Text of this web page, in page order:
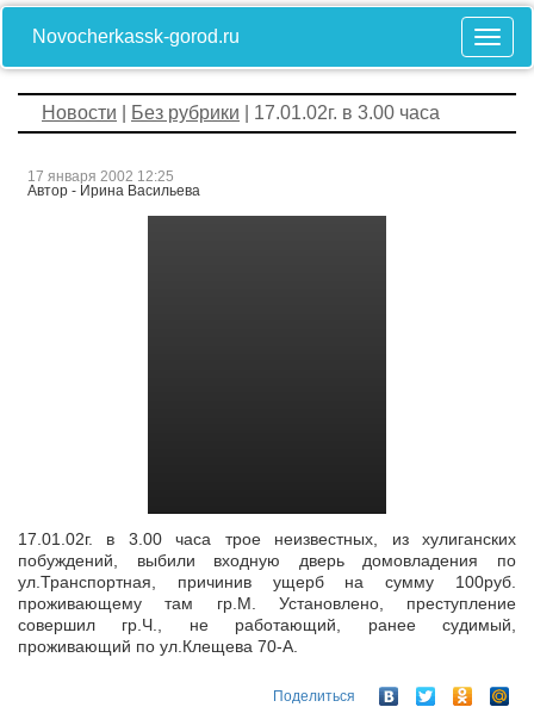
Novocherkassk-gorod.ru
Новости Без рубрики | 17.01.02г. в 3.00 часа
17 января 2002 12:25
Автор - Ирина Васильева
17.01.02г. в 3.00 часа трое неизвестных, из хулиганских
побуждений, выбили входную дверь домовладения по
ул.Транспортная, причинив ущерб на сумму 100руб.
проживающему там гр.М. Установлено,
преступление
совершил гр.Ч., не работающий, ранее судимый,
проживающий по ул.Клещева 70-А.
Поделиться